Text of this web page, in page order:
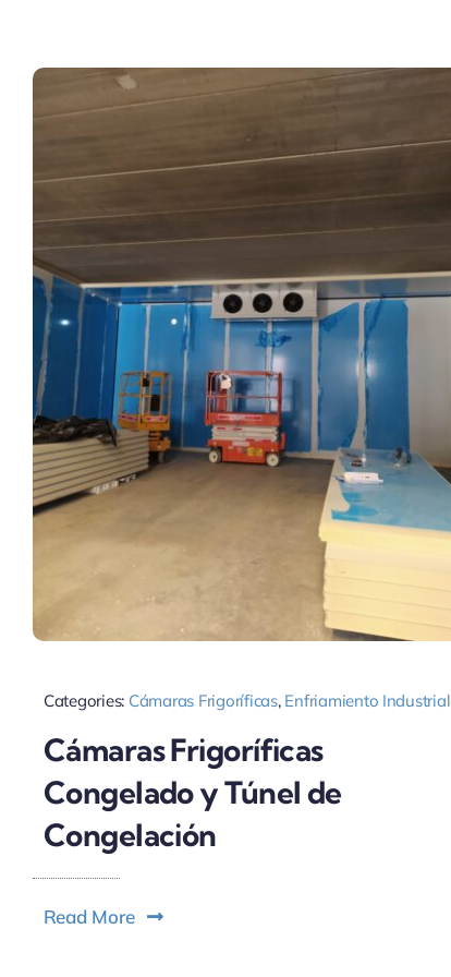
Categories: Cámaras Frigoríficas, Enfriamiento Industrial
Cámaras Frigoríficas
Congelado y Túnel de
Congelación
Read More